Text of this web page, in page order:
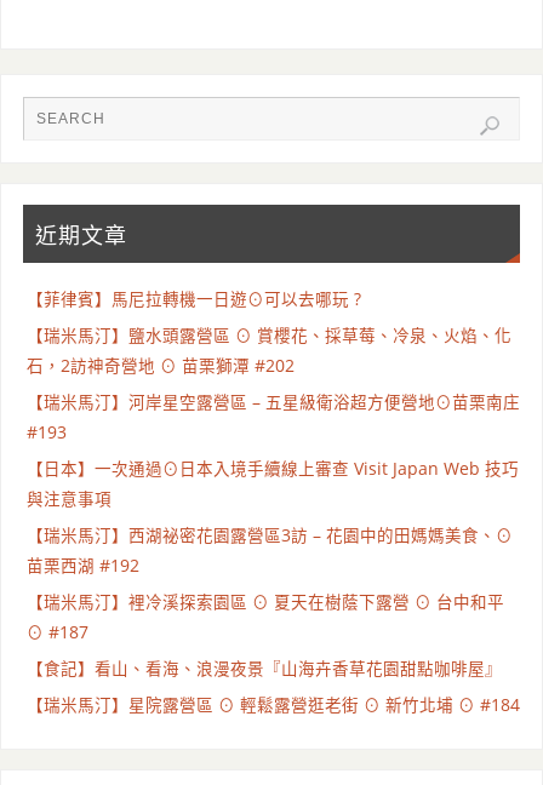
近期文章
【菲律賓】馬尼拉轉機一日遊⊙可以去哪玩 ?
【瑞米馬汀】鹽水頭露營區 ⊙ 賞櫻花、採草莓、冷泉、火焰、化
石，2訪神奇營地 ⊙ 苗栗獅潭 #202
【瑞米馬汀】河岸星空露營區 – 五星級衛浴超方便營地⊙苗栗南庄
#193
【日本】一次通過⊙日本入境手續線上審查 Visit Japan Web 技巧
與注意事項
【瑞米馬汀】西湖祕密花園露營區3訪 – 花園中的田媽媽美食、⊙
苗栗西湖 #192
【瑞米馬汀】裡冷溪探索園區 ⊙ 夏天在樹蔭下露營 ⊙ 台中和平
⊙ #187
【食記】看山、看海、浪漫夜景『山海卉香草花園甜點咖啡屋』
【瑞米馬汀】星院露營區 ⊙ 輕鬆露營逛老街 ⊙ 新竹北埔 ⊙ #184